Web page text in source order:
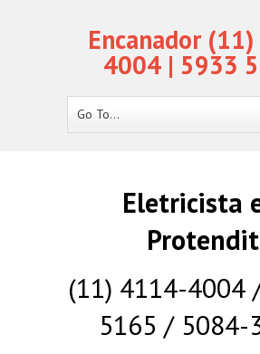
Encanador
4004 | 5933
Go To...
Eletricista
Protendit
(11) 4114-4004
5165 / 5084-